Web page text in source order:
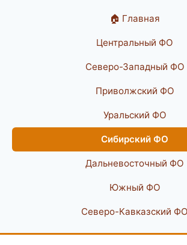
🏠 Главная
Центральный ФО
Северо-Западный ФО
Приволжский ФО
Уральский ФО
Сибирский ФО
Дальневосточный ФО
Южный ФО
Северо-Кавказский ФО